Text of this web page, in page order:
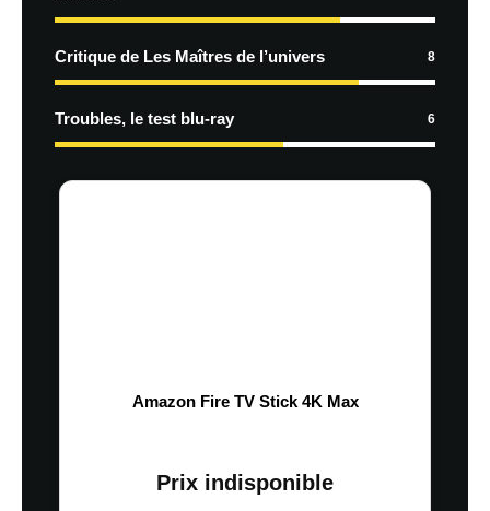
Critique de Les Maîtres de l’univers 8
Troubles, le test blu-ray 6
Amazon Fire TV Stick 4K Max
Prix indisponible